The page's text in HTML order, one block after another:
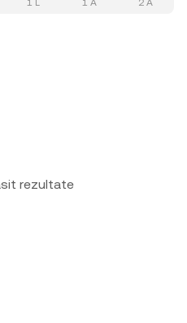
1 L 1 A 2 A
rezultate